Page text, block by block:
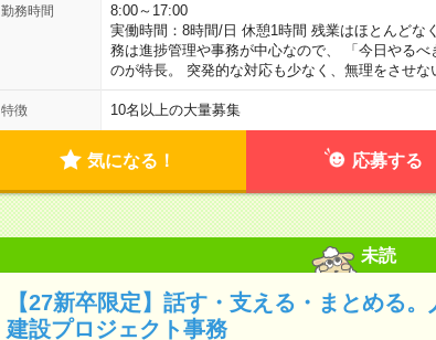
勤務時間
8:00～17:00
実働時間：8時間/日 休憩1時間 残業はほとんどな
務は進捗管理や事務が中心なので、 「今日やる
のが特長。 突発的な対応も少なく、無理をさせな
特徴 10名以上の大量募集
気になる！ 応募する
未読
【27新卒限定】話す・支える・まとめる
建設プロジェクト事務